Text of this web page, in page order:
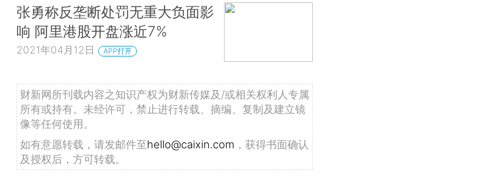
张勇称反垄断处罚无重大负面影
响 阿里港股开盘涨近7%
2021年04月12日 APP打开
财新网所刊载内容之知识产权为财新传媒及/或相关权利人专属
所有或持有。未经许可，禁止进行转载、摘编、复制及建立镜
像等任何使用。
如有意愿转载，请发邮件至hello@caixin.com ，获得书面确认
及授权后，方可转载。